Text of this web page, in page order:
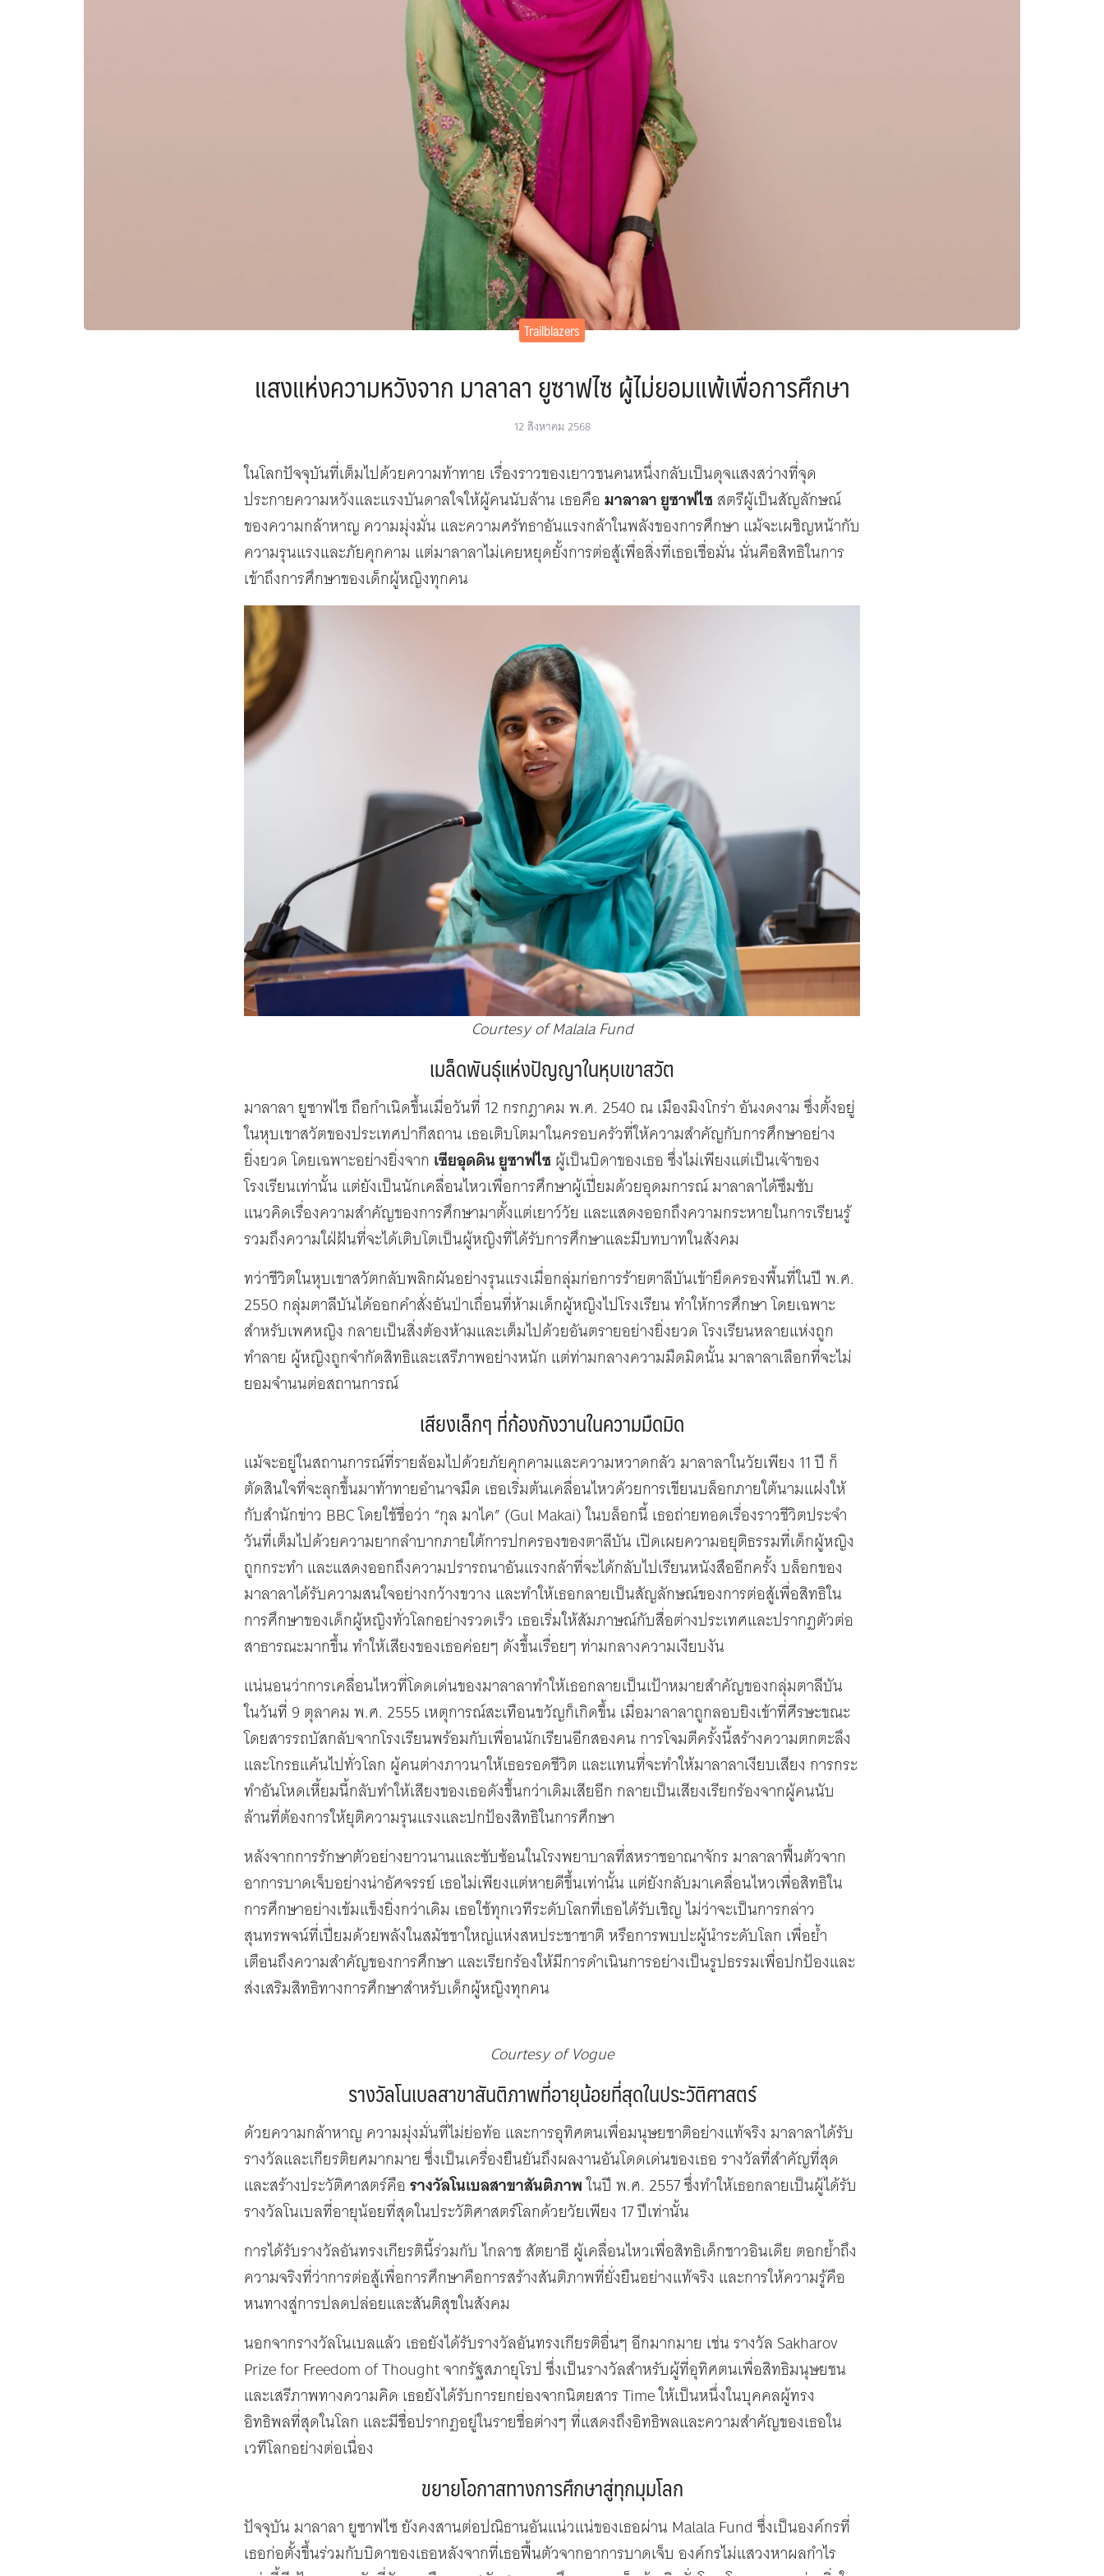
Trailblazers
แสงแห่งความหวังจาก มาลาลา ยูซาฟไซ ผู้ไม่ยอมแพ้เพื่อการศึกษา
12 สิงหาคม 2568
ในโลกปัจจุบันที่เต็มไปด้วยความท้าทาย เรื่องราวของเยาวชนคนหนึ่งกลับเป็นดุจแสงสว่างที่จุด
ประกายความหวังและแรงบันดาลใจให้ผู้คนนับล้าน เธอคือมาลาลา ยูซาฟไซ สตรีผู้เป็นสัญลักษณ์
ของความกล้าหาญ ความมุ่งมั่น และความศรัทธาอันแรงกล้าในพลังของการศึกษา แม้จะเผชิญหน้ากับ
ความรุนแรงและภัยคุกคาม แต่มาลาลาไม่เคยหยุดยั้งการต่อสู้เพื่อสิ่งที่เธอเชื่อมั่น นั่นคือสิทธิในการ
เข้าถึงการศึกษาของเด็กผู้หญิงทุกคน
Courtesy of Malala Fund
เมล็ดพันธุ์แห่งปัญญาในหุบเขาสวัต
มาลาลา ยูซาฟไซ ถือกำเนิดขึ้นเมื่อวันที่ 12 กรกฎาคม พ.ศ. 2540 ณ เมืองมิงโกร่า อันงดงาม ซึ่งตั้งอยู่
ในหุบเขาสวัตของประเทศปากีสถาน เธอเติบโตมาในครอบครัวที่ให้ความสำคัญกับการศึกษาอย่าง
ยิ่งยวด โดยเฉพาะอย่างยิ่งจาก เซียอุดดิน ยูซาฟไซ ผู้เป็นบิดาของเธอ ซึ่งไม่เพียงแต่เป็นเจ้าของ
โรงเรียนเท่านั้น แต่ยังเป็นนักเคลื่อนไหวเพื่อการศึกษาผู้เปี่ยมด้วยอุดมการณ์ มาลาลาได้ซึมซับ
แนวคิดเรื่องความสำคัญของการศึกษามาตั้งแต่เยาว์วัย และแสดงออกถึงความกระหายในการเรียนรู้
รวมถึงความใฝ่ฝันที่จะได้เติบโตเป็นผู้หญิงที่ได้รับการศึกษาและมีบทบาทในสังคม
ทว่าชีวิตในหุบเขาสวัตกลับพลิกผันอย่างรุนแรงเมื่อกลุ่มก่อการร้ายตาลีบันเข้ายึดครองพื้นที่ในปี พ.ศ.
2550 กลุ่มตาลีบันได้ออกคำสั่งอันป่าเถื่อนที่ห้ามเด็กผู้หญิงไปโรงเรียน ทำให้การศึกษา โดยเฉพาะ
สำหรับเพศหญิง กลายเป็นสิ่งต้องห้ามและเต็มไปด้วยอันตรายอย่างยิ่งยวด โรงเรียนหลายแห่งถูก
ทำลาย ผู้หญิงถูกจำกัดสิทธิและเสรีภาพอย่างหนัก แต่ท่ามกลางความมืดมิดนั้น มาลาลาเลือกที่จะไม่
ยอมจำนนต่อสถานการณ์
เสียงเล็กๆ ที่ก้องกังวานในความมืดมิด
แม้จะอยู่ในสถานการณ์ที่รายล้อมไปด้วยภัยคุกคามและความหวาดกลัว มาลาลาในวัยเพียง 11 ปี ก็
ตัดสินใจที่จะลุกขึ้นมาท้าทายอำนาจมืด เธอเริ่มต้นเคลื่อนไหวด้วยการเขียนบล็อกภายใต้นามแฝงให้
กับสำนักข่าว BBC โดยใช้ชื่อว่า “กุล มาไค” (Gul Makai) ในบล็อกนี้ เธอถ่ายทอดเรื่องราวชีวิตประจำ
วันที่เต็มไปด้วยความยากลำบากภายใต้การปกครองของตาลีบัน เปิดเผยความอยุติธรรมที่เด็กผู้หญิง
ถูกกระทำ และแสดงออกถึงความปรารถนาอันแรงกล้าที่จะได้กลับไปเรียนหนังสืออีกครั้ง บล็อกของ
มาลาลาได้รับความสนใจอย่างกว้างขวาง และทำให้เธอกลายเป็นสัญลักษณ์ของการต่อสู้เพื่อสิทธิใน
การศึกษาของเด็กผู้หญิงทั่วโลกอย่างรวดเร็ว เธอเริ่มให้สัมภาษณ์กับสื่อต่างประเทศและปรากฏตัวต่อ
สาธารณะมากขึ้น ทำให้เสียงของเธอค่อยๆ ดังขึ้นเรื่อยๆ ท่ามกลางความเงียบงัน
แน่นอนว่าการเคลื่อนไหวที่โดดเด่นของมาลาลาทำให้เธอกลายเป็นเป้าหมายสำคัญของกลุ่มตาลีบัน
ในวันที่ 9 ตุลาคม พ.ศ. 2555 เหตุการณ์สะเทือนขวัญก็เกิดขึ้น เมื่อมาลาลาถูกลอบยิงเข้าที่ศีรษะขณะ
โดยสารรถบัสกลับจากโรงเรียนพร้อมกับเพื่อนนักเรียนอีกสองคน การโจมตีครั้งนี้สร้างความตกตะลึง
และโกรธแค้นไปทั่วโลก ผู้คนต่างภาวนาให้เธอรอดชีวิต และแทนที่จะทำให้มาลาลาเงียบเสียง การกระ
ทำอันโหดเหี้ยมนี้กลับทำให้เสียงของเธอดังขึ้นกว่าเดิมเสียอีก กลายเป็นเสียงเรียกร้องจากผู้คนนับ
ล้านที่ต้องการให้ยุติความรุนแรงและปกป้องสิทธิในการศึกษา
หลังจากการรักษาตัวอย่างยาวนานและซับซ้อนในโรงพยาบาลที่สหราชอาณาจักร มาลาลาฟื้นตัวจาก
อาการบาดเจ็บอย่างน่าอัศจรรย์ เธอไม่เพียงแต่หายดีขึ้นเท่านั้น แต่ยังกลับมาเคลื่อนไหวเพื่อสิทธิใน
การศึกษาอย่างเข้มแข็งยิ่งกว่าเดิม เธอใช้ทุกเวทีระดับโลกที่เธอได้รับเชิญ ไม่ว่าจะเป็นการกล่าว
สุนทรพจน์ที่เปี่ยมด้วยพลังในสมัชชาใหญ่แห่งสหประชาชาติ หรือการพบปะผู้นำระดับโลก เพื่อย้ำ
เตือนถึงความสำคัญของการศึกษา และเรียกร้องให้มีการดำเนินการอย่างเป็นรูปธรรมเพื่อปกป้องและ
ส่งเสริมสิทธิทางการศึกษาสำหรับเด็กผู้หญิงทุกคน
Courtesy of Vogue
รางวัลโนเบลสาขาสันติภาพที่อายุน้อยที่สุดในประวัติศาสตร์
ด้วยความกล้าหาญ ความมุ่งมั่นที่ไม่ย่อท้อ และการอุทิศตนเพื่อมนุษยชาติอย่างแท้จริง มาลาลาได้รับ
รางวัลและเกียรติยศมากมาย ซึ่งเป็นเครื่องยืนยันถึงผลงานอันโดดเด่นของเธอ รางวัลที่สำคัญที่สุด
และสร้างประวัติศาสตร์คือรางวัลโนเบลสาขาสันติภาพในปี พ.ศ. 2557 ซึ่งทำให้เธอกลายเป็นผู้ได้รับ
รางวัลโนเบลที่อายุน้อยที่สุดในประวัติศาสตร์โลกด้วยวัยเพียง 17 ปีเท่านั้น
การได้รับรางวัลอันทรงเกียรตินี้ร่วมกับ ไกลาช สัตยาธี ผู้เคลื่อนไหวเพื่อสิทธิเด็กชาวอินเดีย ตอกย้ำถึง
ความจริงที่ว่าการต่อสู้เพื่อการศึกษาคือการสร้างสันติภาพที่ยั่งยืนอย่างแท้จริง และการให้ความรู้คือ
หนทางสู่การปลดปล่อยและสันติสุขในสังคม
นอกจากรางวัลโนเบลแล้ว เธอยังได้รับรางวัลอันทรงเกียรติอื่นๆ อีกมากมาย เช่น รางวัล Sakharov
Prize for Freedom of Thought จากรัฐสภายุโรป ซึ่งเป็นรางวัลสำหรับผู้ที่อุทิศตนเพื่อสิทธิมนุษยชน
และเสรีภาพทางความคิด เธอยังได้รับการยกย่องจากนิตยสาร Time ให้เป็นหนึ่งในบุคคลผู้ทรง
อิทธิพลที่สุดในโลก และมีชื่อปรากฏอยู่ในรายชื่อต่างๆ ที่แสดงถึงอิทธิพลและความสำคัญของเธอใน
เวทีโลกอย่างต่อเนื่อง
ขยายโอกาสทางการศึกษาสู่ทุกมุมโลก
ปัจจุบัน มาลาลา ยูซาฟไซ ยังคงสานต่อปณิธานอันแน่วแน่ของเธอผ่าน Malala Fund ซึ่งเป็นองค์กรที่
เธอก่อตั้งขึ้นร่วมกับบิดาของเธอหลังจากที่เธอฟื้นตัวจากอาการบาดเจ็บ องค์กรไม่แสวงหาผลกำไร